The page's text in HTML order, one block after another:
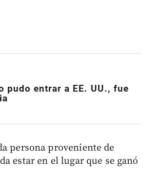
pudo entrar a EE. UU., fue
persona proveniente de
estar en el lugar que se ganó